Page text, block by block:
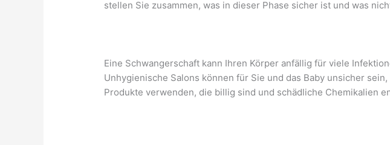
stellen Sie zusammen, was in dieser Phase sicher ist und was
Eine Schwangerschaft kann Ihren Körper anfällig für viele
Unhygienische Salons können für Sie und das Baby unsicher
Produkte verwenden, die billig sind und schädliche Chemikalien